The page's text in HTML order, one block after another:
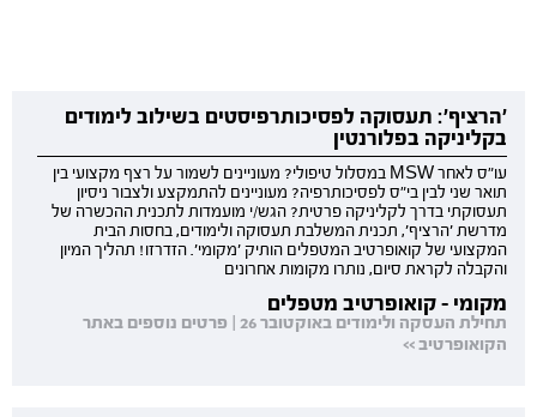
'הרציף': תעסוקה לפסיכותרפיסטים בשילוב לימודים
בקליניקה בפלורנטין
עו"ס לאחר MSW במסלול טיפולי? מעוניינים לשמור על רצף מקצועי בין
תואר שני לבין בי"ס לפסיכותרפיה? מעוניינים להתמקצע ולצבור ניסיון
תעסוקתי בדרך לקליניקה פרטית? הגש/י מועמדות לתכנית ההכשרה של
מדרשת 'הרציף', תכנית המשלבת תעסוקה ולימודים, בחסות הבית
המקצועי של קואופרטיב המטפלים הותיק 'מקומי'. הזדרזו! תהליך המיון
והקבלה לקראת סיום, נותרו מקומות אחרונים
מקומי - קואופרטיב מטפלים
תחילת העסקה ולימודים באוקטובר 26 | פרטים נוספים באתר
הקואופרטיב >>